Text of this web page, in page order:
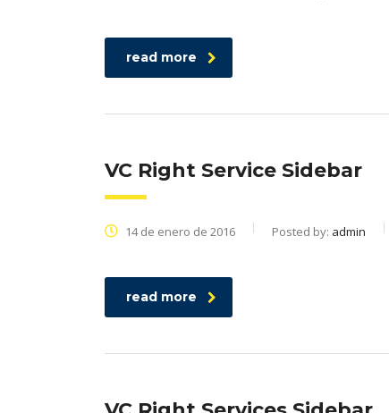
read more
VC Right Service Sidebar
14 de enero de 2016 Posted by: admin
read more